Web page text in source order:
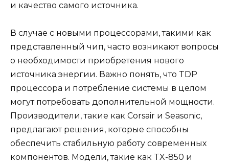
и качество самого источника.
В случае с новыми процессорами, такими как
представленный чип, часто возникают вопросы
о необходимости приобретения нового
источника энергии. Важно понять, что TDP
процессора и потребление системы в целом
могут потребовать дополнительной мощности.
Производители, такие как Corsair и Seasonic,
предлагают решения, которые способны
обеспечить стабильную работу современных
компонентов. Модели, такие как TX-850 и